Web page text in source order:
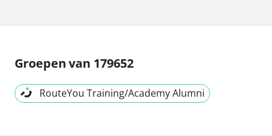
Groepenvan 179652
RouteYou Training/Academy Alumni